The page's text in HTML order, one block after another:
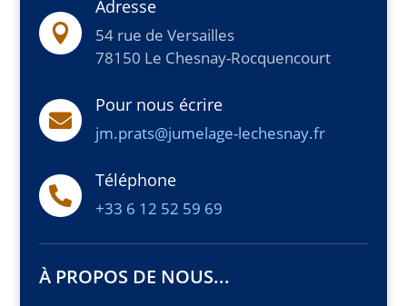

Adresse
54 rue de Versailles
78150 Le Chesnay-Rocquencourt

Pour nous écrire
jm.prats@jumelage-lechesnay.fr

Téléphone
+33 6 12 52 59 69
À PROPOS DE NOUS...